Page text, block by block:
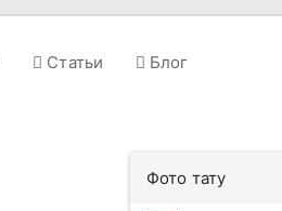
Статьи Блог
Фото тату